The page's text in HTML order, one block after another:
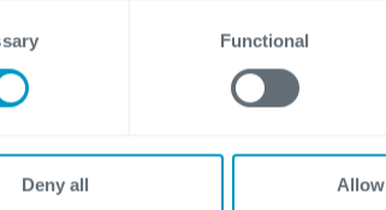
Functional
Deny all